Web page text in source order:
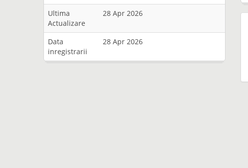
Ultima
Actualizare
28 Apr 2026
Data
inregistrarii
28 Apr 2026